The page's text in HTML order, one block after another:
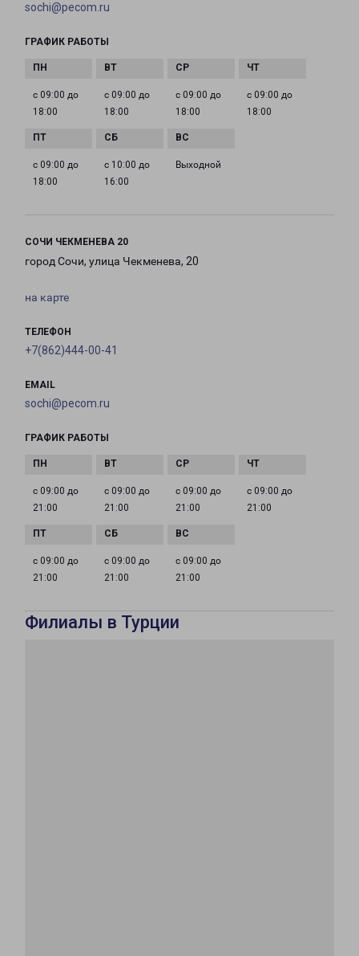
sochi@pecom.ru
ГРАФИК РАБОТЫ
с 09:00 до
18:00
с 09:00 до
18:00
с 09:00 до
18:00
с 09:00 до
18:00
с 09:00 до
18:00
с 10:00 до
16:00
Выходной
СОЧИ ЧЕКМЕНЕВА 20
город Сочи, улица Чекменева, 20
на карте
ТЕЛЕФОН
+7(862)444-00-41
EMAIL
sochi@pecom.ru
ГРАФИК РАБОТЫ
с 09:00 до
21:00
с 09:00 до
21:00
с 09:00 до
21:00
с 09:00 до
21:00
с 09:00 до
21:00
с 09:00 до
21:00
с 09:00 до
21:00
Филиалы в Турции